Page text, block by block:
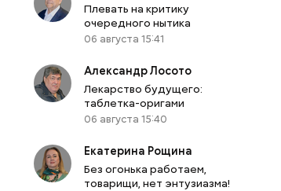
Плевать на критику
очередного нытика
06 августа 15:41
Александр Лосото
Лекарство будущего:
таблетка-оригами
06 августа 15:40
Екатерина Рощина
Без огонька работаем,
товарищи, нет энтузиазма!